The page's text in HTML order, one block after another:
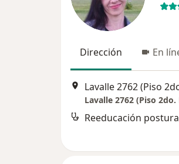
Dirección En
Reeducación